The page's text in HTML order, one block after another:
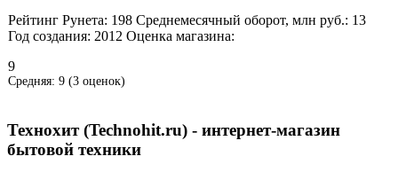
Рейтинг Рунета: 198 Среднемесячный оборот, млн руб.: 13
Год создания: 2012 Оценка магазина:
9
Средняя: 9 (3 оценок)
Технохит (Technohit.ru) - интернет-магазин
бытовой техники